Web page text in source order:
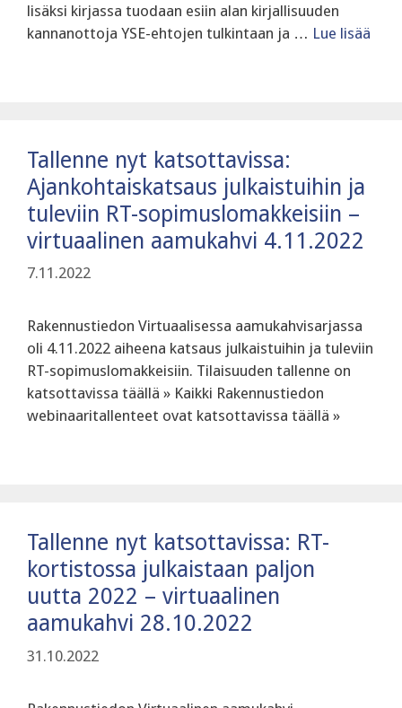
lisäksi kirjassa tuodaan esiin alan kirjallisuuden
kannanottoja YSE-ehtojen tulkintaan ja … Lue lisää
Tallenne nyt katsottavissa:
Ajankohtaiskatsaus julkaistuihin ja
tuleviin RT-sopimuslomakkeisiin –
virtuaalinen aamukahvi 4.11.2022
7.11.2022
Rakennustiedon Virtuaalisessa aamukahvisarjassa
oli 4.11.2022 aiheena katsaus julkaistuihin ja tuleviin
RT-sopimuslomakkeisiin. Tilaisuuden tallenne on
katsottavissa täällä » Kaikki Rakennustiedon
webinaaritallenteet ovat katsottavissa täällä »
Tallenne nyt katsottavissa: RT-
kortistossa julkaistaan paljon
uutta 2022 – virtuaalinen
aamukahvi 28.10.2022
31.10.2022